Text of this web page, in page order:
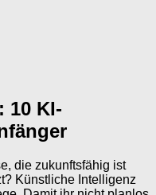
10 KI-
die zukunftsfähig ist
Künstliche Intelligenz